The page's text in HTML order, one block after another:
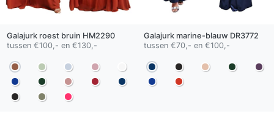
Galajurk roest bruin HM2290
tussen €100,- en €130,-
Galajurk marine-blauw DR3772
tussen €70,- en €100,-